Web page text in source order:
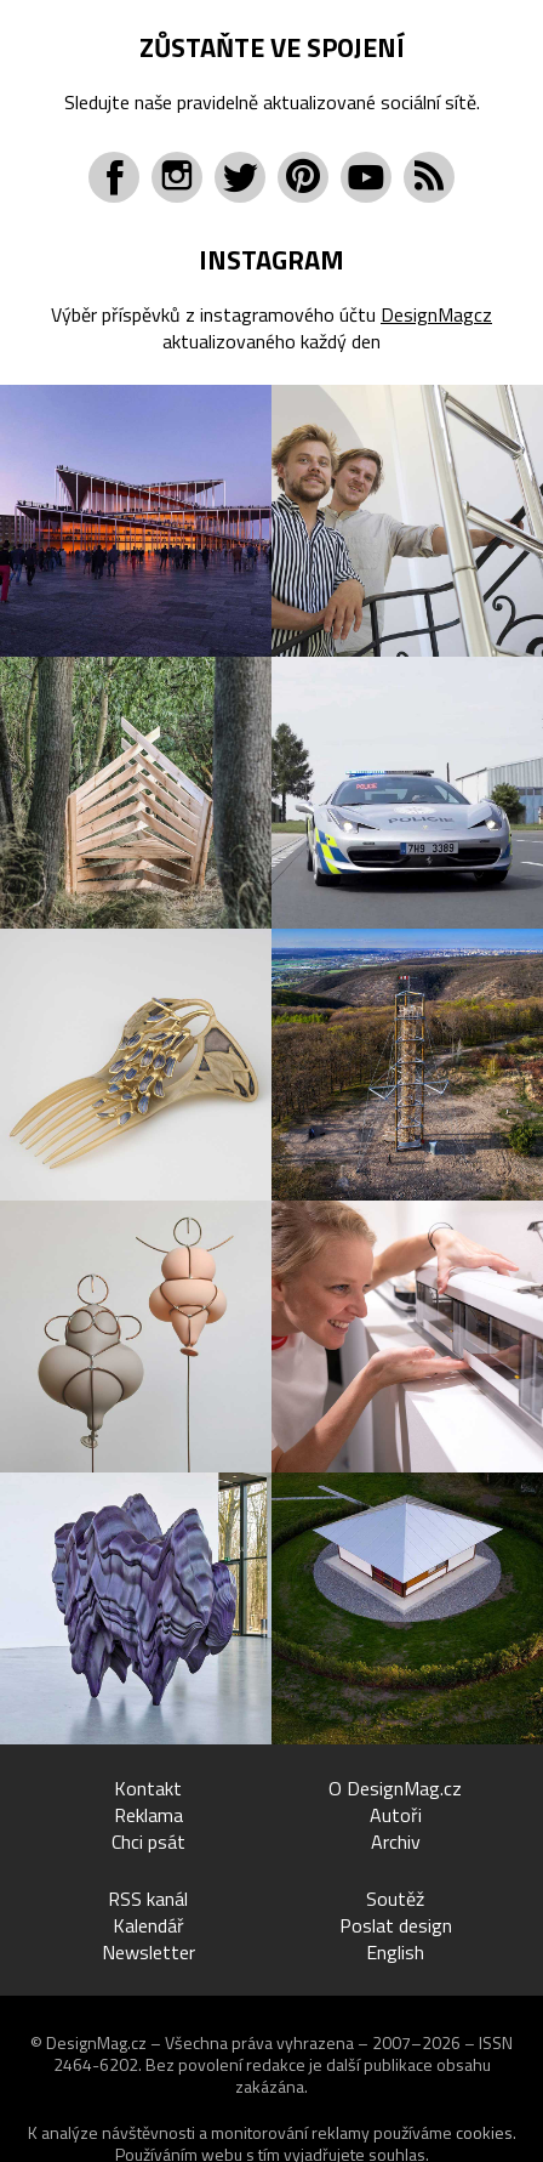
ZŮSTAŇTE VE SPOJENÍ
Sledujte naše pravidelně aktualizované sociální sítě.
INSTAGRAM
Výběr příspěvků z instagramového účtu DesignMagcz
aktualizovaného každý den
Kontakt
Reklama
Chci psát
O DesignMag.cz
Autoři
Archiv
RSS kanál
Kalendář
Newsletter
Soutěž
Poslat design
English
© DesignMag.cz – Všechna práva vyhrazena – 2007–2026 – ISSN
2464-6202. Bez povolení redakce je další publikace obsahu
zakázána.
K analýze návštěvnosti a monitorování reklamy používáme cookies.
Používáním webu s tím vyjadřujete souhlas.